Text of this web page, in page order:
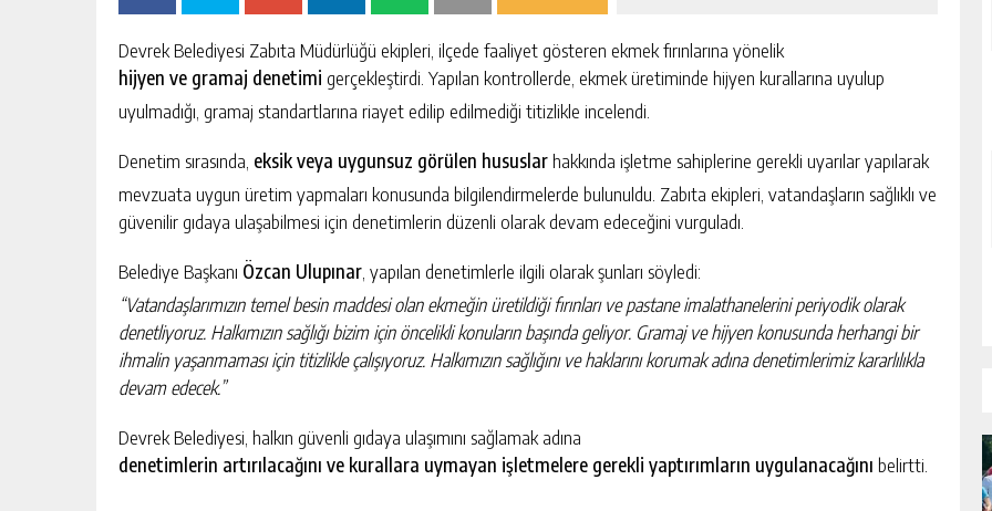
Devrek Belediyesi Zabıta Müdürlüğü ekipleri, ilçede faaliyet gösteren ekmek fırınlarına yönelik
hijyen ve gramaj denetimi gerçekleştirdi. Yapılan kontrollerde, ekmek üretiminde hijyen kurallarına uyulup
uyulmadığı, gramaj standartlarına riayet edilip edilmediği titizlikle incelendi.
Denetim sırasında, eksik veya uygunsuz görülen hususlarhakkında işletme sahiplerine gerekli uyarılar yapılarak
mevzuata uygun üretim yapmaları konusunda bilgilendirmelerde bulunuldu. Zabıta ekipleri, vatandaşların sağlıklı ve
güvenilir gıdaya ulaşabilmesi için denetimlerin düzenli olarak devam edeceğini vurguladı.
Belediye Başkanı Özcan Ulupınar , yapılan denetimlerle ilgili olarak şunları söyledi:
“Vatandaşlarımızın temel besin maddesi olan ekmeğin üretildiği fırınları ve pastane imalathanelerini periyodik olarak
denetliyoruz. Halkımızın sağlığı bizim için öncelikli konuların başında geliyor. Gramaj ve hijyen konusunda herhangi bir
ihmalin yaşanmaması için titizlikle çalışıyoruz. Halkımızın sağlığını ve haklarını korumak adına denetimlerimiz kararlılıkla
devam edecek.”
Devrek Belediyesi, halkın güvenli gıdaya ulaşımını sağlamak adına
denetimlerin artırılacağını ve kurallara uymayan işletmelere gerekli yaptırımların uygulanacağını belirtti.